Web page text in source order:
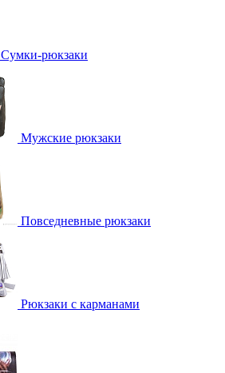
Сумки-рюкзаки
Мужские рюкзаки
Повседневные рюкзаки
Рюкзаки с карманами